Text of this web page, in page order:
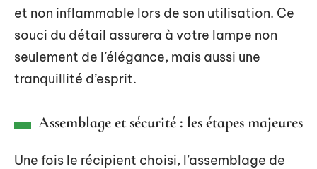
et non inflammable lors de son utilisation. Ce
souci du détail assurera à votre lampe non
seulement de l’élégance, mais aussi une
tranquillité d’esprit.
Assemblage et sécurité : les étapes majeures
Une fois le récipient choisi, l’assemblage de